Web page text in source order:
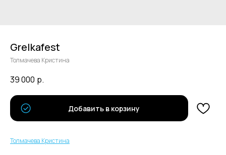
Grelkafest
Толмачева Кристина
39 000 р.
Добавить в корзину
Толмачева Кристина